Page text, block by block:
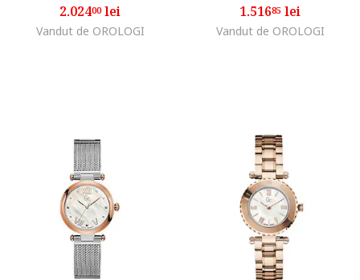
2.02400lei
Vandut de OROLOGI
1.51685 lei
Vandut de OROLOGI